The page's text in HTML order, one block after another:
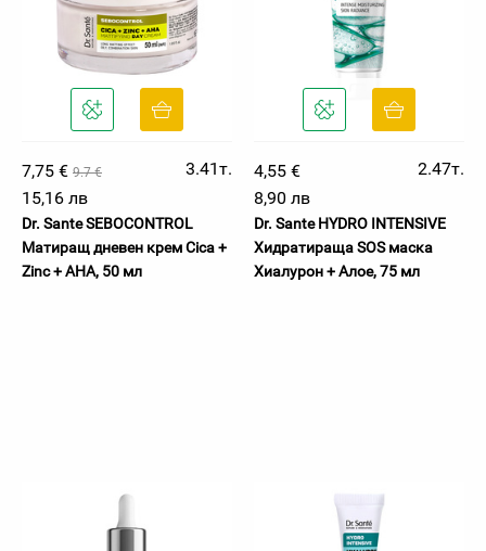
7,75 € 9.7 €
3.41т.
15,16 лв
Dr. Sante SEBOCONTROL
Матиращ дневен крем Cica +
Zinc + AHA, 50 мл
4,55 €
2.47т.
8,90 лв
Dr. Sante HYDRO INTENSIVE
Хидратираща SOS маска
Хиалурон + Алое, 75 мл